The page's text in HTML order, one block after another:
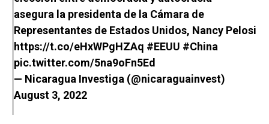
asegura la presidenta de la Cámara de
Representantes de Estados Unidos, Nancy Pelosi
https://t.co/eHxWPgHZAq #EEUU #China
pic.twitter.com/5na9oFn5Ed
— Nicaragua Investiga (@nicaraguainvest)
August 3, 2022